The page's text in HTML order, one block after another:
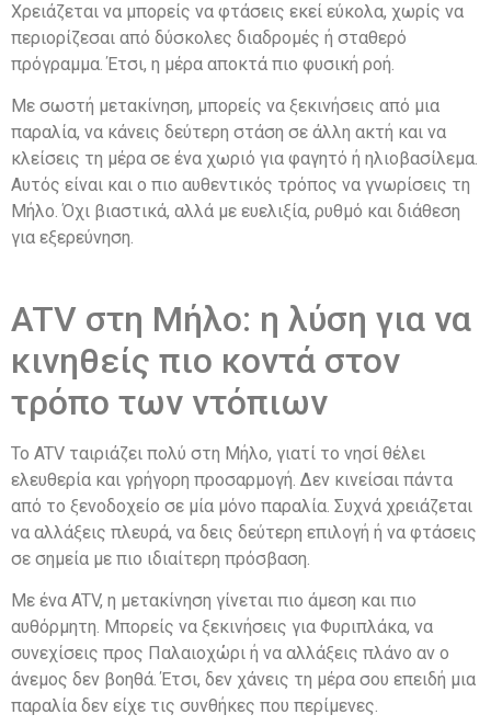
Χρειάζεται να μπορείς να φτάσεις εκεί εύκολα, χωρίς να
περιορίζεσαι από δύσκολες διαδρομές ή σταθερό
πρόγραμμα. Έτσι, η μέρα αποκτά πιο φυσική ροή.
Με σωστή μετακίνηση, μπορείς να ξεκινήσεις από μια
παραλία, να κάνεις δεύτερη στάση σε άλλη ακτή και να
κλείσεις τη μέρα σε ένα χωριό για φαγητό ή ηλιοβασίλεμα.
Αυτός είναι και ο πιο αυθεντικός τρόπος να γνωρίσεις τη
Μήλο. Όχι βιαστικά, αλλά με ευελιξία, ρυθμό και διάθεση
για εξερεύνηση.
ATV στη Μήλο: η λύση για να
κινηθείς πιο κοντά στον
τρόπο των ντόπιων
Το ATV ταιριάζει πολύ στη Μήλο, γιατί το νησί θέλει
ελευθερία και γρήγορη προσαρμογή. Δεν κινείσαι πάντα
από το ξενοδοχείο σε μία μόνο παραλία. Συχνά χρειάζεται
να αλλάξεις πλευρά, να δεις δεύτερη επιλογή ή να φτάσεις
σε σημεία με πιο ιδιαίτερη πρόσβαση.
Με ένα ATV, η μετακίνηση γίνεται πιο άμεση και πιο
αυθόρμητη. Μπορείς να ξεκινήσεις για Φυριπλάκα, να
συνεχίσεις προς Παλαιοχώρι ή να αλλάξεις πλάνο αν ο
άνεμος δεν βοηθά. Έτσι, δεν χάνεις τη μέρα σου επειδή μια
παραλία δεν είχε τις συνθήκες που περίμενες.